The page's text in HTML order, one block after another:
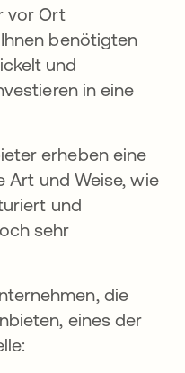
vor Ort
benötigten
und
in eine
erheben eine
Art und Weise, wie
und
sehr
die
eines der